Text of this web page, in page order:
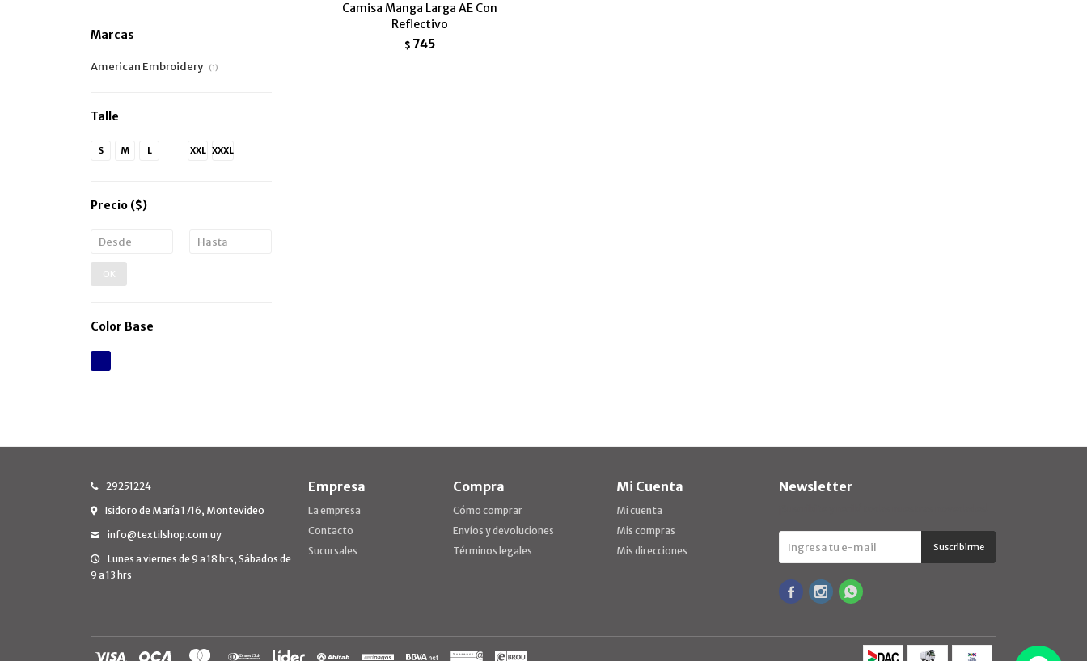
Camisa Manga Larga AE Con
Reflectivo
$ 745
Marcas
American Embroidery (1)
Talle
S M L XXL XXXL
Precio ($)
OK
Color Base
29251224
Isidoro de María 1716, Montevideo
info@textilshop.com.uy
Lunes a viernes de 9 a 18 hrs, Sábados de
9 a 13 hrs
Empresa
La empresa
Contacto
Sucursales
Compra
Cómo comprar
Envíos y devoluciones
Términos legales
Mi Cuenta
Mi cuenta
Mis compras
Mis direcciones
Newsletter
Suscribirme
  